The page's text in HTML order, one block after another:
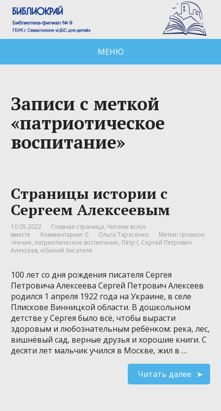
МЕНЮ
Записи с меткой
«патриотическое
воспитание»
Страницы истории с
Сергеем Алексеевым
10.05.2022 Главная страница, Читаем вслух
вместе
Комментарии: 0 Ольга Тарасенко Метки: громкое
чтение, патриотическое воспитание, Пётр I, Сергей Петрович
Алексеев, юбилей писателя
100 лет со дня рождения писателя Сергея
Петровича Алексеева Сергей Петрович Алексеев
родился 1 апреля 1922 года на Украине, в селе
Плискове Винницкой области. В дошкольном
детстве у Сергея было всё, чтобы вырасти
здоровым и любознательным ребёнком: река, лес,
вишнёвый сад, верные друзья и хорошие книги. С
десяти лет мальчик учился в Москве, жил в …
Читать далее